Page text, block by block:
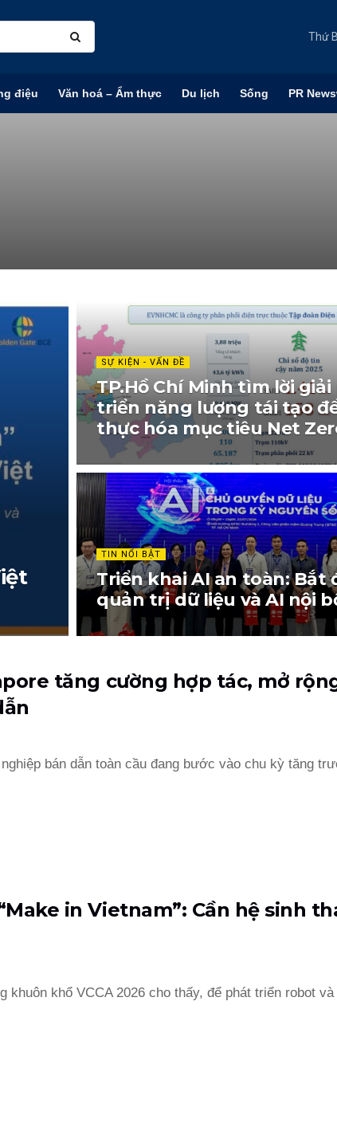
Thứ
điệu Văn hoá – Ẩm thực Du lịch Sống PR
SỰ KIỆN - VẤN ĐỀ
TP.Hồ Chí Minh tìm lời
triển năng lượng tái tạo
thực hóa mục tiêu Net
TIN NỔI BẬT
Triển khai AI an toàn: Bắt
quản trị dữ liệu và AI nội
tăng cường hợp tác, mở
bán dẫn toàn cầu đang bước vào chu kỳ tăng
in Vietnam”: Cần hệ sinh
khuôn khổ VCCA 2026 cho thấy, để phát triển robot